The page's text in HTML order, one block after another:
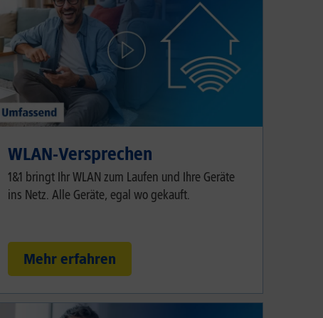
WLAN-Versprechen
1&1 bringt Ihr WLAN zum Laufen und Ihre Geräte
ins Netz. Alle Geräte, egal wo gekauft.
Mehr erfahren